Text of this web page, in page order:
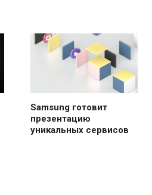
Samsung готовит
презентацию
уникальных сервисов